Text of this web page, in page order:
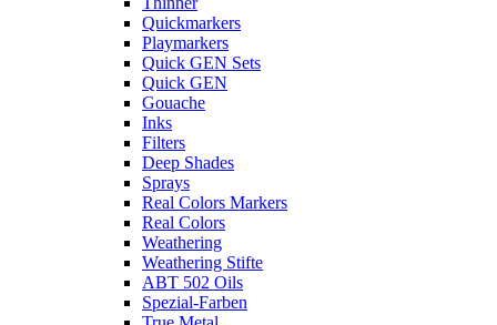
Quickmarkers
Playmarkers
Quick GEN Sets
Quick GEN
Gouache
Inks
Filters
Deep Shades
Sprays
Real Colors Markers
Real Colors
Weathering
Weathering Stifte
ABT 502 Oils
Spezial-Farben